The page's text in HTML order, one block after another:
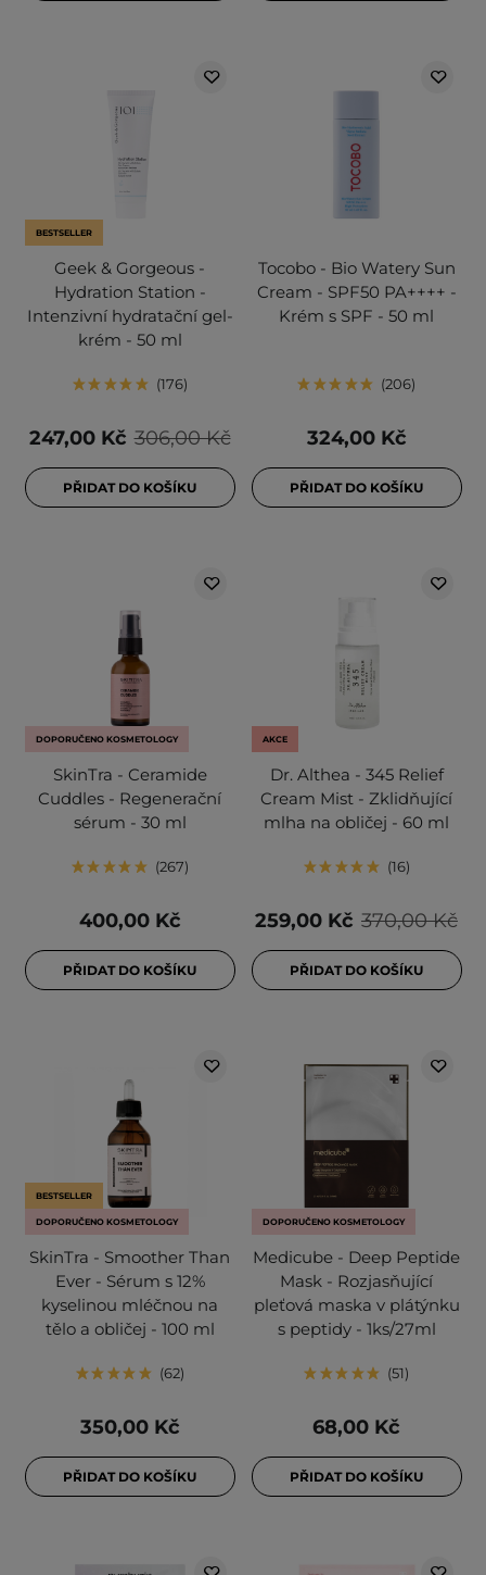
BESTSELLER
Geek & Gorgeous -
Hydration Station -
Intenzivní hydratační gel-
krém - 50 ml
176
306,00 Kč
247,00 Kč
PŘIDAT DO KOŠÍKU
Tocobo - Bio Watery Sun
Cream - SPF50 PA++++ -
Krém s SPF - 50 ml
206
324,00 Kč
PŘIDAT DO KOŠÍKU
DOPORUČENO KOSMETOLOGY
SkinTra - Ceramide
Cuddles - Regenerační
sérum - 30 ml
267
400,00 Kč
PŘIDAT DO KOŠÍKU
AKCE
Dr. Althea - 345 Relief
Cream Mist - Zklidňující
mlha na obličej - 60 ml
16
370,00 Kč
259,00 Kč
PŘIDAT DO KOŠÍKU
BESTSELLER
DOPORUČENO KOSMETOLOGY
SkinTra - Smoother Than
Ever - Sérum s 12%
kyselinou mléčnou na
tělo a obličej - 100 ml
62
350,00 Kč
PŘIDAT DO KOŠÍKU
DOPORUČENO KOSMETOLOGY
Medicube - Deep Peptide
Mask - Rozjasňující
pleťová maska v plátýnku
s peptidy - 1ks/27ml
51
68,00 Kč
PŘIDAT DO KOŠÍKU